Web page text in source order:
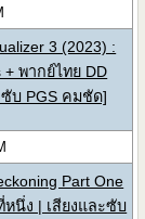
3 (2023) :
+ พากย์ไทย DD
ซับ PGS คมชัด]
Part One
นึ่ง | เสียงและซับ